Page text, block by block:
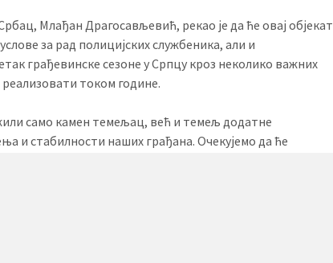
Млађан Драгосављевић, рекао је да ће овај објекат
за рад полицијских службеника, али и
грађевинске сезоне у Српцу кроз неколико важних
реализовати током године.
само камен темељац, већ и темељ додатне
и стабилности наших грађана. Очекујемо да ће